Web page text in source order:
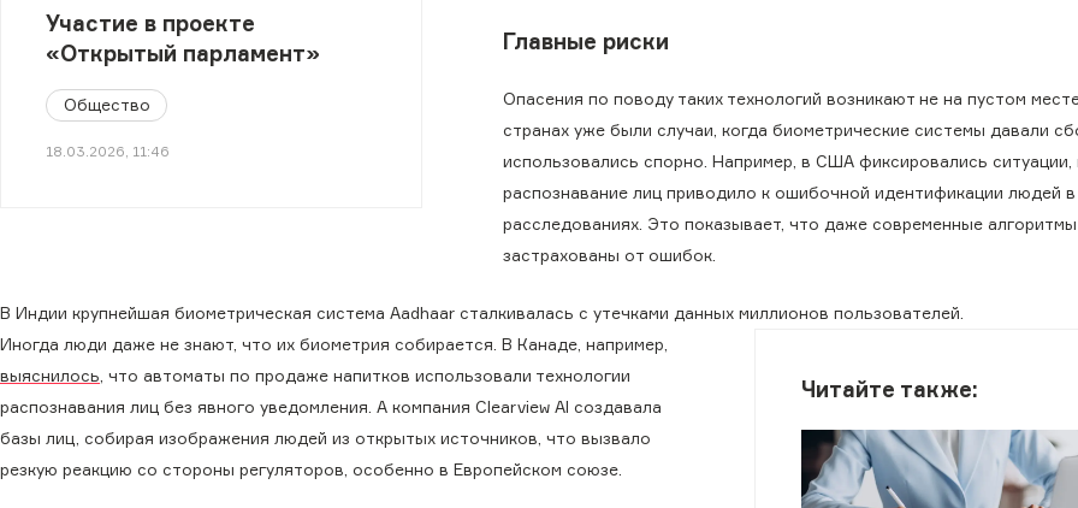
Участие в проекте
«Открытый парламент»
Общество
18.03.2026, 11:46
Главные риски
Опасения по поводу таких технологий возникают не на пустом
странах уже были случаи, когда биометрические системы давали
использовались спорно. Например, в США фиксировались ситуации,
распознавание лиц приводило к ошибочной идентификации людей в
расследованиях. Это показывает, что даже современные
застрахованы от ошибок.
В Индии крупнейшая биометрическая система Aadhaar сталкивалась с утечками данных миллионов пользователей.
Читайте также:
Иногда люди даже не знают, что их биометрия собирается. В Канаде, например,
выяснилось , что автоматы по продаже напитков использовали технологии
распознавания лиц без явного уведомления. А компания Clearview AI создавала
базы лиц, собирая изображения людей из открытых источников, что вызвало
резкую реакцию со стороны регуляторов, особенно в Европейском союзе.